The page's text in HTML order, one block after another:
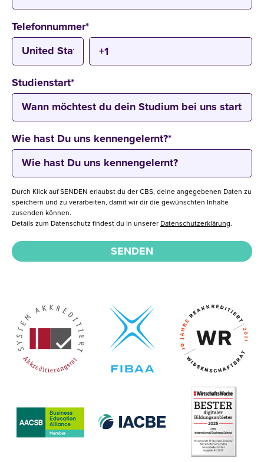
Telefonnummer*
Studienstart*
Wie hast Du uns kennengelernt?*
Durch Klick auf SENDEN erlaubst du der CBS, deine angegebenen Daten zu
speichern und zu verarbeiten, damit wir dir die gewünschten Inhalte
zusenden können.
Details zum Datenschutz findest du in unserer Datenschutzerklärung.